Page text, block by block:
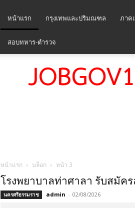
หน้าแรก กรุงเทพและปริมณฑล ภาค
สอบทหาร-ตำรวจ
หน้าแรก บล็อก หน้า 3
โรงพยาบาลท่าศาลา รับสมัค
นครศรีธรรมราช admin - 02/08/2026